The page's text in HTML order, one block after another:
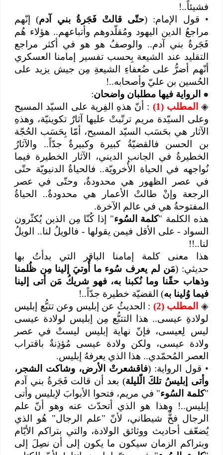
فشيئاً..!
•
قول الإمام: ( حتّى قالتْ فَجَرةُ بني آدم) إنّهم
مراجعُ الدين اليهود ومُقلّدوهم وأتباعهم.. هؤلاء هُم
فَجَرةُ بني آدم.. والوصفُ هو هو في أكثر مراجع
التقليد عند الشيعة بِحسب تفسير إمامنا العسكري
أنّهم أضرُّ على ضُعفاءِ الشيعةِ مِن جيش يزيد على
الحُسين بن عليّ وأصحابه..!
● الرواية فيها مطلبان واضحان:
◈ المطلب (1)
: أنّ هذهِ الفِرية على السيّد المسيح
وعلى السيّدة مريم ترتّبتْ عليها آثارٌ تكوينيّة، وهذهِ
الآثار هي بحَسَب السيّد المسيح، أمّا بِحَسَب الحُجّة
بن الحسن فالقضيّةُ كبيرة وكبيرةٌ جدّاً.. والآثارُ
الخطيرةُ في الجانب الديني، الآثار الخطيرة فيما
نُواجهه في الحياة الأُخرويّة.. فالحياةُ الدنيويّة حتّى
في عصر الظهور هي محدودةٌ، وحتّى في عصر
الرجعة وإنْ طالتْ الأعمار هي محدودةٌ.. الحياةُ
المفتوحةُ هي في عالم الآخرة.
هذه الكلمة " كلمة السُوء" إذا كُنّا مِن الذين يُكثّرون
السواد - على الأقل فيمن يقولها - فالويلُ لنا.. الويلُ
لنا..!!
هذا معنى كلمة إمامنا الباقر التي بدأتُ بها
حديثي: ( مَن لم يعرف سُوء ما أُوتيَ إلينا مِن ظُلمنا
وذهاب حقّنا وما نُكبنا به، فهو شريكُ مَن أتى إلينا
فيما وُلينا به) القضيّة خطيرة جدّاً..!
◈ المطلب (2)
: الحديثُ عن إبليس وعن تتبُّع إبليس
لولادةِ عيسى.. هذا التتبُّع مِن إبليس لولادة عيسى
ليس لِعيسى، فإنّ نهاية إبليس ليستْ في عصر
ولادة عيسى، ولكن ولادة عيسى مُؤذِنةٌ باقتراب
العصر المُحمّدي.. هذا الذي يعرفهُ إبليس.
• قول الرواية: ( فاقشعرتْ الأرض، وشاكت الشجر،
وأتى إبليسُ تلكَ الّليلة) بعد أن قالت فَجَرةُ بني آدم
"كلمة السُوء" في مريم، فتحوا الأبوابَ لإبليس وأتى
إبليس..! وهذا هو الذي أتحدّث عنه وهو أنّ علم
الرجال فخٌّ شيطاني، لأنّ "علم الرجال" هُو الذي
يُضعّف أحاديث ووثائق الولادة، والتي بتراكم الأيّام
وبتراكم الزمان سيكون ما يكون إلى أن نصِلَ إلى